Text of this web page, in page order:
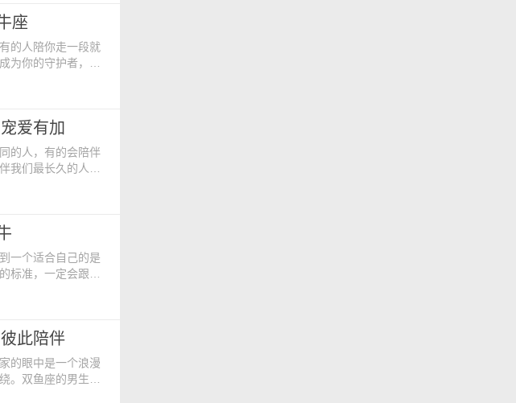
点，就是天蝎占有
座
的人陪你走一段就
为你的守护者，永
容易有共同话
爱有加
的人，有的会陪伴
我们最长久的人，
，摩羯座也会
一个适合自己的是
标准，一定会跟着
易让两个人产
此陪伴
的眼中是一个浪漫
。双鱼座的男生和